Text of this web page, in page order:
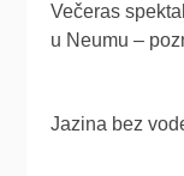
Večeras
u Neumu –
Jazina bez